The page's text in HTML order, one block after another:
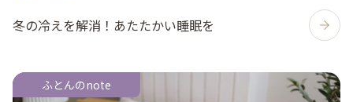
冬の冷えを解消！あたたかい睡眠を
ふとんのnote